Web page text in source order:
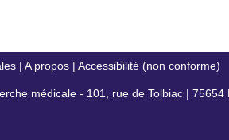
| A propos| Accessibilité (non conforme)
médicale - 101, rue de Tolbiac | 75654